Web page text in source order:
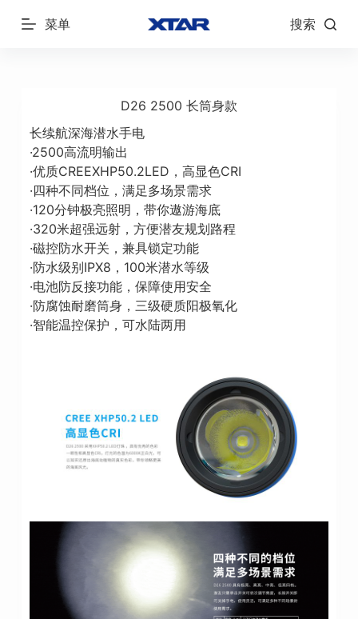
跳
菜单 搜索
D26 2500 长筒身款
长续航深海潜水手电
·2500高流明输出
·优质CREEXHP50.2LED，高显色CRI
·四种不同档位，满足多场景需求
·120分钟极亮照明，带你遨游海底
·320米超强远射，方便潜友规划路程
·磁控防水开关，兼具锁定功能
·防水级别IPX8，100米潜水等级
·电池防反接功能，保障使用安全
·防腐蚀耐磨筒身，三级硬质阳极氧化
·智能温控保护，可水陆两用